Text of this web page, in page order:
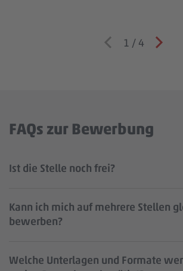
1 / 4
FAQs zur Bewerbung
Ist die Stelle noch frei?
Kann ich mich auf mehrere Stellen
bewerben?
Welche Unterlagen und Formate